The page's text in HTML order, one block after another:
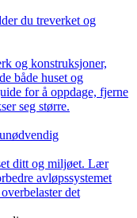
du treverket og
og konstruksjoner,
både huset og
for å oppdage, fjerne
seg større.
ditt og miljøet. Lær
avløpssystemet
det